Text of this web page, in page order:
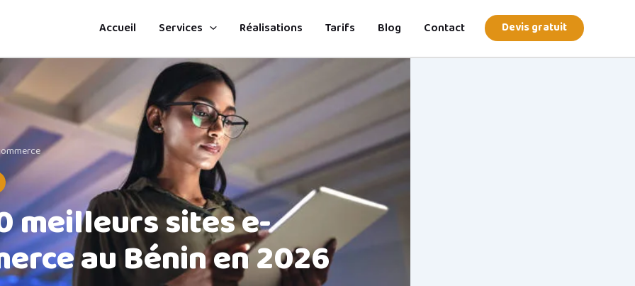
Accueil Services Réalisations Tarifs Blog Contact Devis gratuit
meilleurs sites e-
au Bénin en 2026